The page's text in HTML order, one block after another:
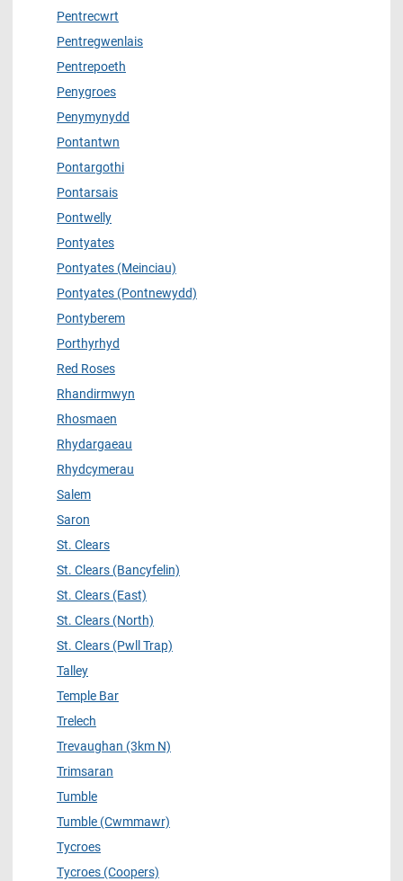
Pentrecwrt
Pentregwenlais
Pentrepoeth
Penygroes
Penymynydd
Pontantwn
Pontargothi
Pontarsais
Pontwelly
Pontyates
Pontyates (Meinciau)
Pontyates (Pontnewydd)
Pontyberem
Porthyrhyd
Red Roses
Rhandirmwyn
Rhosmaen
Rhydargaeau
Rhydcymerau
Salem
Saron
St. Clears
St. Clears (Bancyfelin)
St. Clears (East)
St. Clears (North)
St. Clears (Pwll Trap)
Talley
Temple Bar
Trelech
Trevaughan (3km N)
Trimsaran
Tumble
Tumble (Cwmmawr)
Tycroes
Tycroes (Coopers)